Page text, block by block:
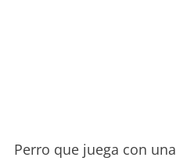
Perro que juega con